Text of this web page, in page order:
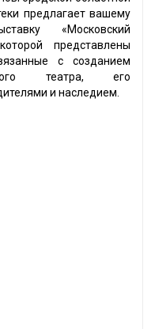
предлагает вашему
«Московский
представлены
с созданием
театра, его
и наследием.